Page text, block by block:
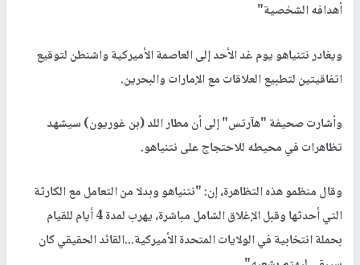
أهدافه الشخصية"
ويغادر نتنياهو يوم غد الأحد إلى العاصمة الأميركية واشنطن لتوقيع
اتفاقيتين لتطبيع العلاقات مع الإمارات والبحرين.
وأشارت صحيفة "هآرتس" إلى أن مطار اللد (بن غوريون) سيشهد
تظاهرات في محيطه للاحتجاج على نتنياهو.
وقال منظمو هذه التظاهرة، إن: "نتنياهو وبدلا من التعامل مع الكارثة
التي أحدثها وقبل الإغلاق الشامل مباشرة، يهرب لمدة 4 أيام للقيام
بحملة انتخابية في الولايات المتحدة الأميركية...القائد الحقيقي كان